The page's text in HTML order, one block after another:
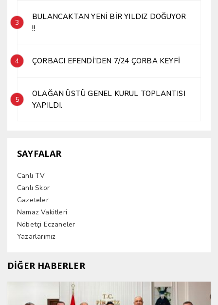
3
BULANCAKTAN YENİ BİR YILDIZ DOĞUYOR
!!
4 ÇORBACI EFENDİ’DEN 7/24 ÇORBA KEYFİ
5
OLAĞAN ÜSTÜ GENEL KURUL TOPLANTISI
YAPILDI.
SAYFALAR
Canlı TV
Canlı Skor
Gazeteler
Namaz Vakitleri
Nöbetçi Eczaneler
Yazarlarımız
DİĞER HABERLER